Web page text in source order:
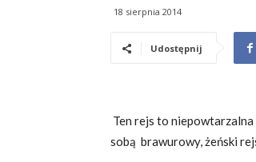
18 sierpnia 2014
Udostępnij
Ten rejs to
sobą brawurowy, żeński